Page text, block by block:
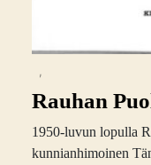
Rauhan
1950-luvun lopulla
kunnianhimoinen